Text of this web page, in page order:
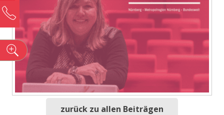
zurück zu allen Beiträgen